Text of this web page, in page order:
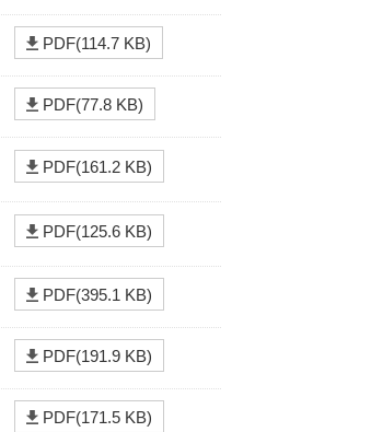
PDF(114.7 KB)
PDF(77.8 KB)
PDF(161.2 KB)
PDF(125.6 KB)
PDF(395.1 KB)
PDF(191.9 KB)
PDF(171.5 KB)